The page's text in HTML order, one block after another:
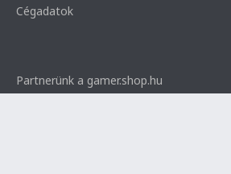
Cégadatok
Partnerünk a gamer.shop.hu